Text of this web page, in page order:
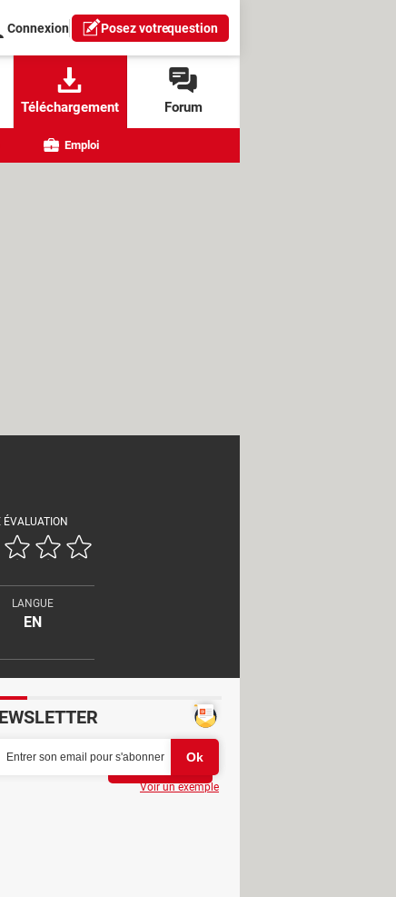
Connexion Posez votrequestion
Téléchargement Forum
Emploi
ÉVALUATION
LANGUE
EN
parental
Voir un exemple